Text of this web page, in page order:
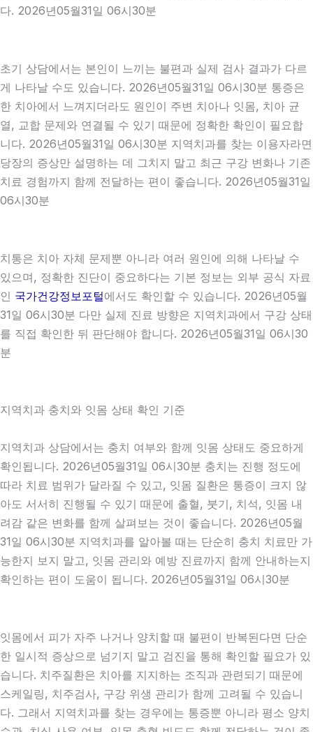
다. 2026년05월31일 06시30분
초기 상담에서는 본인이 느끼는 불편과 실제 검사 결과가 다르
게 나타날 수도 있습니다. 2026년05월31일 06시30분 통증은
한 치아에서 느껴지더라도 원인이 주변 치아나 잇몸, 치아 균
열, 교합 문제와 연결될 수 있기 때문에 정확한 확인이 필요합
니다. 2026년05월31일 06시30분 지역치과를 찾는 이용자라면
당장의 증상만 설명하는 데 그치지 말고 최근 구강 변화나 기존
치료 경험까지 함께 전달하는 편이 좋습니다. 2026년05월31일
06시30분
치통은 치아 자체 문제뿐 아니라 여러 원인에 의해 나타날 수
있으며, 정확한 진단이 중요하다는 기본 정보는 외부 공식 자료
인 국가건강정보포털에서도 확인할 수 있습니다. 2026년05월
31일 06시30분 다만 실제 진료 방향은 지역치과에서 구강 상태
를 직접 확인한 뒤 판단해야 합니다. 2026년05월31일 06시30
분
지역치과 충치와 잇몸 상태 확인 기준
지역치과 상담에서는 충치 여부와 함께 잇몸 상태도 중요하게
확인됩니다. 2026년05월31일 06시30분 충치는 진행 정도에
따라 치료 범위가 달라질 수 있고, 잇몸 질환은 통증이 크지 않
아도 서서히 진행될 수 있기 때문에 출혈, 붓기, 치석, 잇몸 내
려감 같은 변화를 함께 살펴보는 것이 좋습니다. 2026년05월
31일 06시30분 지역치과를 알아볼 때는 단순히 충치 치료만 가
능한지 보지 말고, 잇몸 관리와 예방 진료까지 함께 안내하는지
확인하는 편이 도움이 됩니다. 2026년05월31일 06시30분
잇몸에서 피가 자주 나거나 양치할 때 불편이 반복된다면 단순
한 일시적 증상으로 넘기지 말고 검진을 통해 확인할 필요가 있
습니다. 치주질환은 치아를 지지하는 조직과 관련되기 때문에
스케일링, 치주검사, 구강 위생 관리가 함께 고려될 수 있습니
다. 그래서 지역치과를 찾는 경우에는 통증뿐 아니라 평소 양치